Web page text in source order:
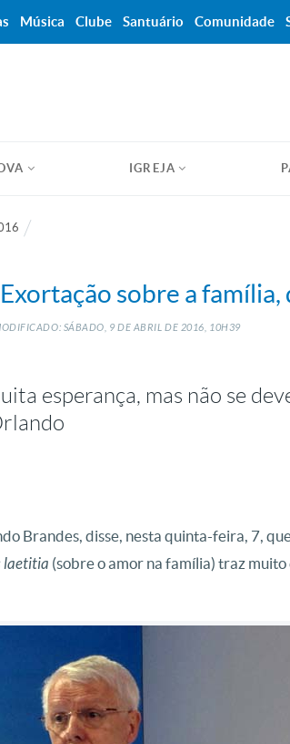
IGREJA
sobre a família,
SÁBADO, 9DE ABRIL DE 2016, 10H39
esperança, mas não se
Brandes, disse, nesta quinta-feira, 7,
laetitia (sobre o amor na família) traz muito
Música Clube Santuário Comunidade